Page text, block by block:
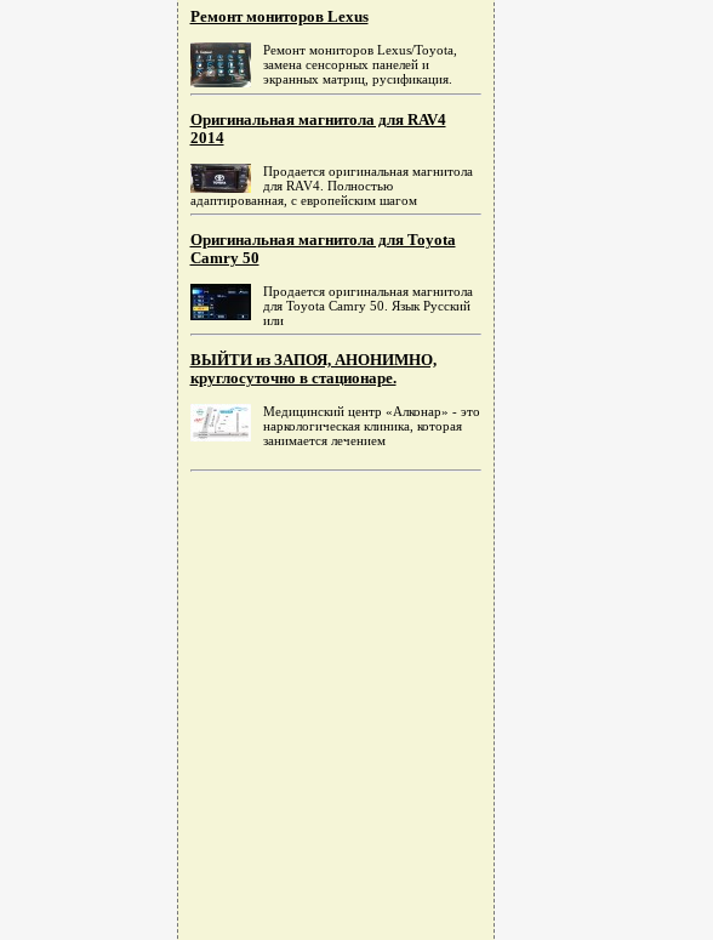
Ремонт мониторов Lexus
Ремонт мониторов Lexus/Toyota,
замена сенсорных панелей и
экранных матриц, русификация.
Оригинальная магнитола для RAV4
2014
Продается оригинальная магнитола
для RAV4. Полностью
адаптированная, c европейским шагом
Оригинальная магнитола для Toyota
Camry 50
Продается оригинальная магнитола
для Toyota Camry 50. Язык Русский
или
ВЫЙТИ из ЗАПОЯ, АНОНИМНО,
круглосуточно в стационаре.
Медицинский центр «Алконар» - это
наркологическая клиника, которая
занимается лечением